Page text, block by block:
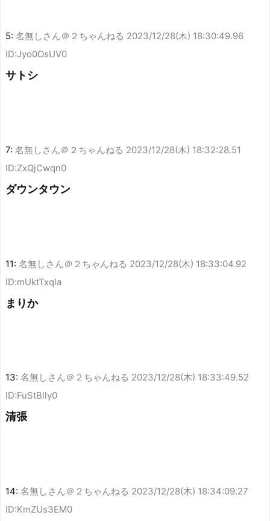
5: 名無しさん＠２ちゃんねる 2023/12/28(木) 18:30:49.96
ID:Jyo0OsUV0
サトシ
7: 名無しさん＠２ちゃんねる 2023/12/28(木) 18:32:28.51
ID:ZxQjCwqn0
ダウンタウン
11: 名無しさん＠２ちゃんねる 2023/12/28(木) 18:33:04.92
ID:mUktTxqla
まりか
13: 名無しさん＠２ちゃんねる 2023/12/28(木) 18:33:49.52
ID:FuStBlly0
清張
14: 名無しさん＠２ちゃんねる 2023/12/28(木) 18:34:09.27
ID:KmZUs3EM0